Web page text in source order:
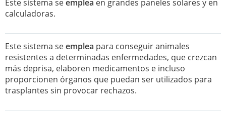
Este sistema seemplea en grandes paneles solares y en
calculadoras.
Este sistema seemplea para conseguir animales
resistentes a determinadas enfermedades, que crezcan
más deprisa, elaboren medicamentos e incluso
proporcionen órganos que puedan ser utilizados para
trasplantes sin provocar rechazos.